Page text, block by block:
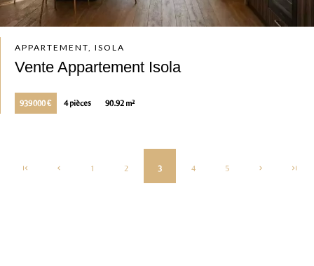
APPARTEMENT, ISOLA
Vente Appartement Isola
939 000 € 4 pièces 90.92 m²
1 2 3 4 5